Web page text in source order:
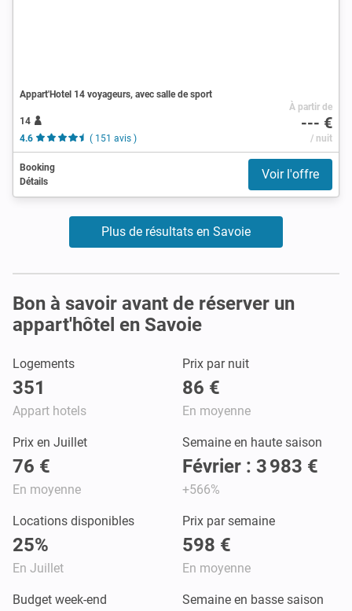
Appart'Hotel 14 voyageurs, avec salle de sport
14
4.6
( 151 avis )
À partir de
--- €
/ nuit
Booking
Détails
Voir l'offre
Plus de résultats en Savoie
Bon à savoir avant de réserver un
appart'hôtel en Savoie
Logements
351
Appart hotels
Prix par nuit
86 €
En moyenne
Prix en Juillet
76 €
En moyenne
Semaine en haute saison
Février : 3 983 €
+566%
Locations disponibles
25%
En Juillet
Prix par semaine
598 €
En moyenne
Budget week-end Semaine en basse saison